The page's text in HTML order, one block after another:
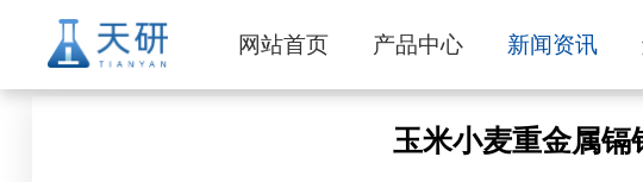
网站首页 产品中心 新闻资讯
玉米小麦重金属镉